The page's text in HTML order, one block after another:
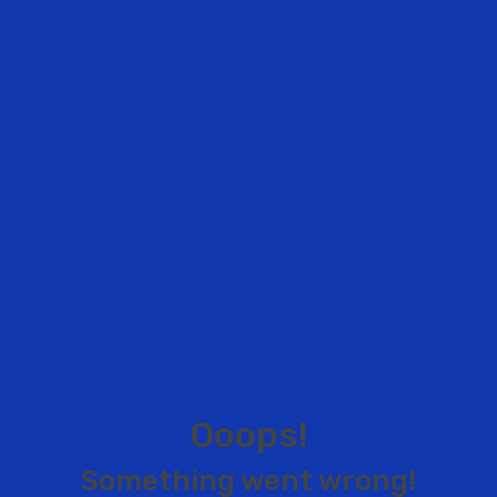
Ooops!
Something went wrong!